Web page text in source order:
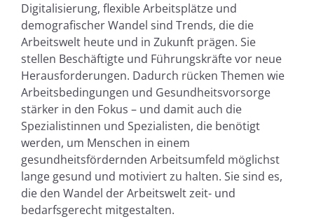
Digitalisierung, flexible Arbeitsplätze und
demografischer Wandel sind Trends, die die
Arbeitswelt heute und in Zukunft prägen. Sie
stellen Beschäftigte und Führungskräfte vor neue
Herausforderungen. Dadurch rücken Themen wie
Arbeitsbedingungen und Gesundheitsvorsorge
stärker in den Fokus – und damit auch die
Spezialistinnen und Spezialisten, die benötigt
werden, um Menschen in einem
gesundheitsfördernden Arbeitsumfeld möglichst
lange gesund und motiviert zu halten. Sie sind es,
die den Wandel der Arbeitswelt zeit- und
bedarfsgerecht mitgestalten.